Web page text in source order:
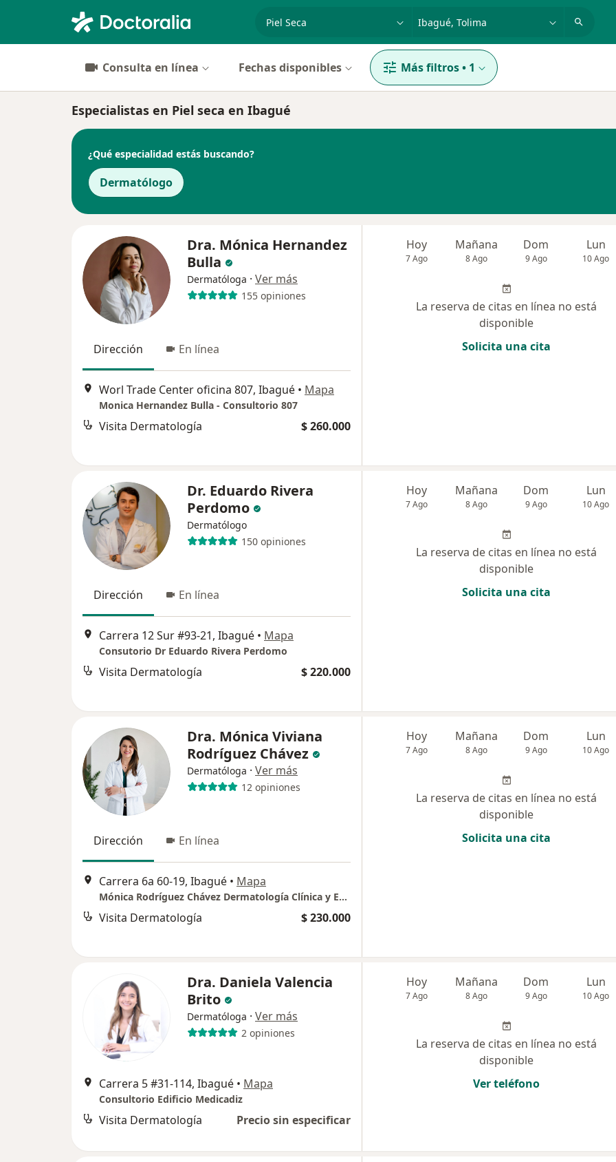
especialidad, enfermedad o nombre
p. ej. Bogotá
Consulta en línea Fechas disponibles Más filtros• 1
Especialistas en Piel seca en Ibagué
¿Qué especialidad estás buscando?
Dermatólogo
Dra. Mónica Hernandez
Bulla
Dermatóloga · Ver más
155 opiniones
Dirección En línea
Worl Trade Center oficina 807, Ibagué • Mapa
Monica Hernandez Bulla - Consultorio 807
Visita Dermatología $ 260.000
Hoy
7 Ago
Mañana
8 Ago
Dom
9 Ago
Lun
10 Ago
La reserva de citas en línea no está
disponible
Solicita una cita
Dr. Eduardo Rivera
Perdomo
Dermatólogo
150 opiniones
Dirección En línea
Carrera 12 Sur #93-21, Ibagué • Mapa
Consutorio Dr Eduardo Rivera Perdomo
Visita Dermatología $ 220.000
Hoy
7 Ago
Mañana
8 Ago
Dom
9 Ago
Lun
10 Ago
La reserva de citas en línea no está
disponible
Solicita una cita
Dra. Mónica Viviana
Rodríguez Chávez
Dermatóloga · Ver más
12 opiniones
Dirección En línea
Carrera 6a 60-19, Ibagué • Mapa
Mónica Rodríguez Chávez Dermatología Clínica y Estética
Visita Dermatología $ 230.000
Hoy
7 Ago
Mañana
8 Ago
Dom
9 Ago
Lun
10 Ago
La reserva de citas en línea no está
disponible
Solicita una cita
Dra. Daniela Valencia
Brito
Dermatóloga · Ver más
2 opiniones
Carrera 5 #31-114, Ibagué • Mapa
Consultorio Edificio Medicadiz
Visita Dermatología Precio sin especificar
Hoy
7 Ago
Mañana
8 Ago
Dom
9 Ago
Lun
10 Ago
La reserva de citas en línea no está
disponible
Ver teléfono